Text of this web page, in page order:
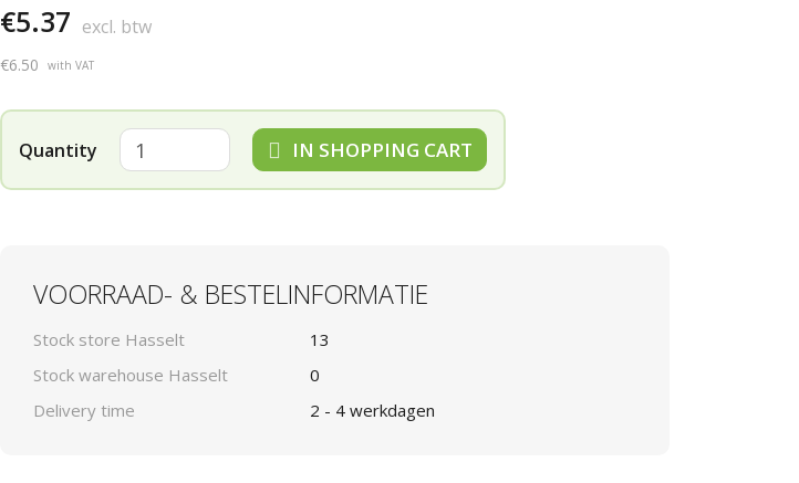
€5.37 excl. btw
€6.50 with VAT
Quantity IN SHOPPING CART
VOORRAAD- & BESTELINFORMATIE
Stock store Hasselt
13
Stock warehouse Hasselt
0
Delivery time
2 - 4 werkdagen